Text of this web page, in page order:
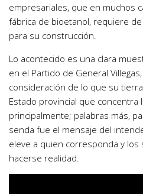
empresariales, que en muchos
fábrica de bioetanol, requiere
para su construcción.
Lo acontecido es una clara
en el Partido de General
consideración de lo que su
Estado provincial que
principalmente; palabras más,
senda fue el mensaje del
eleve a quien corresponda y los
hacerse realidad.